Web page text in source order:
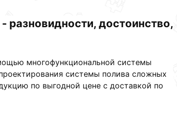
разновидности, достоинство,
многофункциональной системы
системы полива сложных
по выгодной цене с доставкой по